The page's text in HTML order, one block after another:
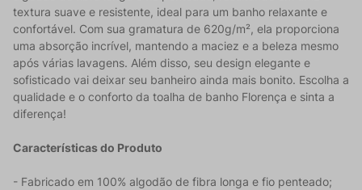
textura suave e resistente, ideal para um banho relaxante e
confortável. Com sua gramatura de 620g/m², ela proporciona
uma absorção incrível, mantendo a maciez e a beleza mesmo
após várias lavagens. Além disso, seu design elegante e
sofisticado vai deixar seu banheiro ainda mais bonito. Escolha a
qualidade e o conforto da toalha de banho Florença e sinta a
diferença!
Características do Produto
- Fabricado em 100% algodão de fibra longa e fio penteado;